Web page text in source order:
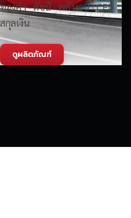
ทองคำ · ดัชนี · พลังงาน · CFD
สกุลเงิน
ดูผลิตภัณฑ์